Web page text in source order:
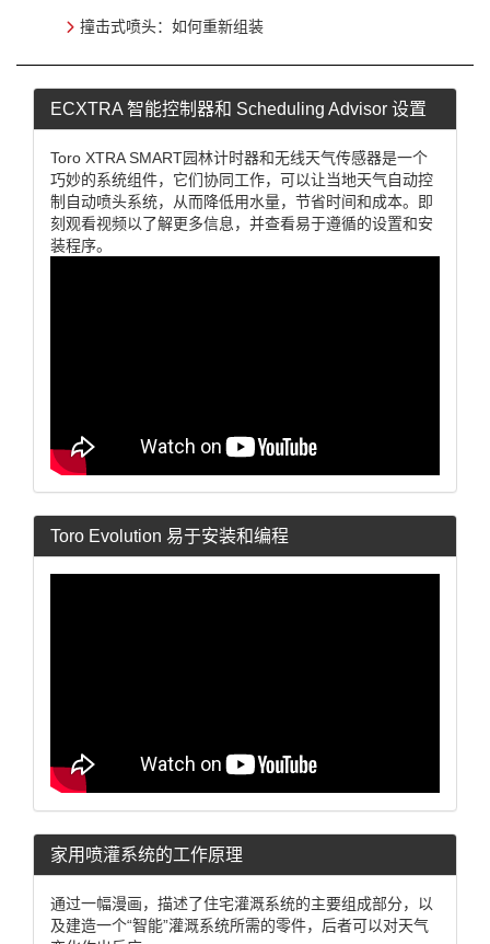
撞击式喷头：如何重新组装
ECXTRA 智能控制器和 Scheduling Advisor 设置
Toro XTRA SMART园林计时器和无线天气传感器是一个
巧妙的系统组件，它们协同工作，可以让当地天气自动控
制自动喷头系统，从而降低用水量，节省时间和成本。即
刻观看视频以了解更多信息，并查看易于遵循的设置和安
装程序。
Toro Evolution 易于安装和编程
家用喷灌系统的工作原理
通过一幅漫画，描述了住宅灌溉系统的主要组成部分，以
及建造一个“智能”灌溉系统所需的零件，后者可以对天气